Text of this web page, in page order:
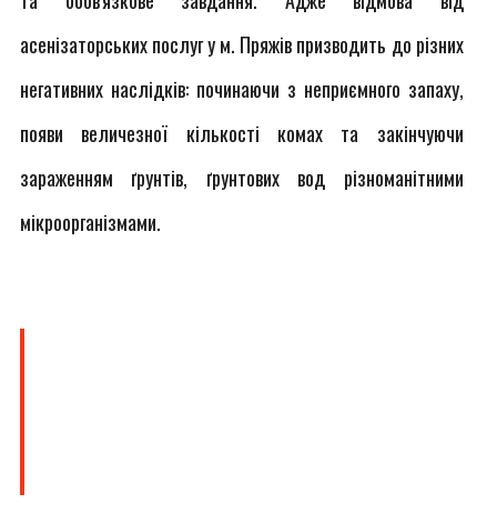
асенізаторських послуг у м. Пряжів призводить до різних
негативних наслідків: починаючи з неприємного запаху,
появи величезної кількості комах та закінчуючи
зараженням ґрунтів, ґрунтових вод різноманітними
мікроорганізмами.